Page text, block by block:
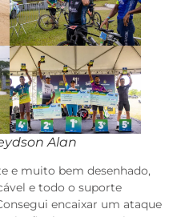
Alan
e muito bem desenhado,
e todo o suporte
encaixar um ataque